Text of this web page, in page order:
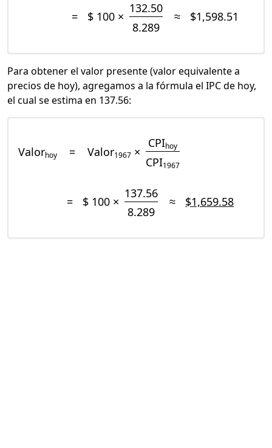
= $ 100 ×
132.50
8.289
≈ $1,598.51
Para obtener el valor presente (valor equivalente a
precios de hoy), agregamos a la fórmula el IPC de hoy,
el cual se estima en 137.56:
Valorhoy = Valor1967 ×
CPIhoy
CPI1967
= $ 100 ×
137.56
8.289
≈ $1,659.58